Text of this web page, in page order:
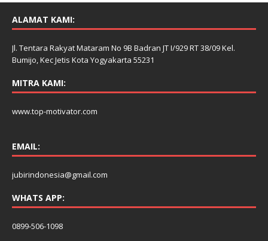
ALAMAT KAMI:
Jl. Tentara Rakyat Mataram No 9B Badran JT I/929 RT 38/09 Kel.
Bumijo, Kec Jetis Kota Yogyakarta 55231
MITRA KAMI:
www.top-motivator.com
EMAIL:
jubirindonesia@gmail.com
WHATS APP:
0899-506-1098